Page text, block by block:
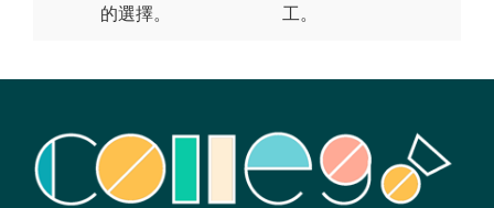
的選擇。
工。